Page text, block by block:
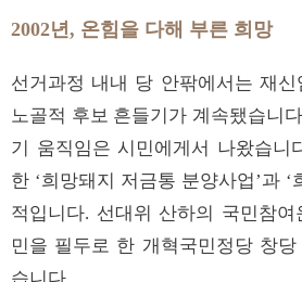
2002년, 온힘을 다해 부른 희망
선거과정 내내 당 안팎에서는 재
노골적 후보 흔들기가 계속됐습니
기 움직임은 시민에게서 나왔습니
한 ‘희망돼지 저금통 분양사업’과 ‘
적입니다. 선대위 산하의 국민참여
민을 필두로 한 개혁국민정당 창